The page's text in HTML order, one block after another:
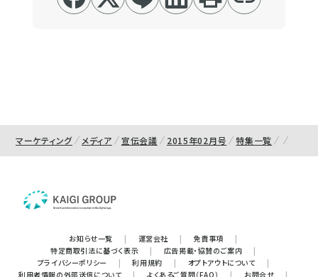
マーケティング メディア 宣伝会議 2015年02月号 特集一覧
お知らせ一覧 | 運営会社 | 免責事項
|
特定商取引法に基づく表示
| 広告掲載・協賛のご案内
|
プライバシーポリシー
| 利用規約 | オプトアウトについて
|
利用者情報の外部送信について
| よくあるご質問（FAQ） | お問合せ |